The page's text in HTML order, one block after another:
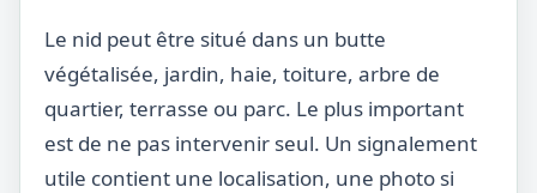
Le nid peut être situé dans un butte
végétalisée, jardin, haie, toiture, arbre de
quartier, terrasse ou parc. Le plus important
est de ne pas intervenir seul. Un signalement
utile contient une localisation, une photo si